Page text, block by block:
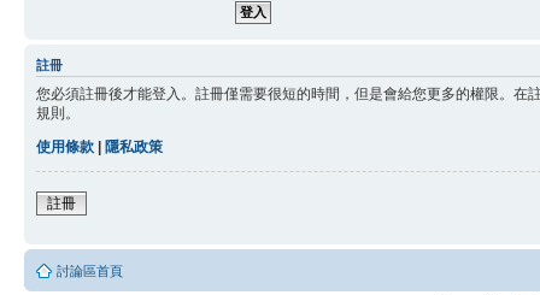
註冊
您必須註冊後才能登入。註冊僅需要很短的時間，但是會給您更多的權限。
規則。
使用條款 | 隱私政策
註冊
討論區首頁